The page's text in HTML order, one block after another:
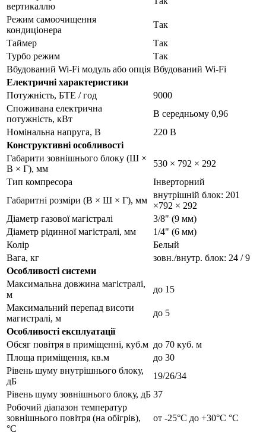
вертикаллю
Режим самоочищення
кондиціонера
Так
Таймер
Так
Турбо режим
Так
Вбудований Wi-Fi модуль або опція Вбудований Wi-Fi
Електричні характеристики
Потужність, БТЕ / год
9000
Споживана електрична
потужність, кВт
В середньому 0,96
Номінальна напруга, В
220 В
Конструктивні особливості
Габарити зовнішнього блоку (Ш ×
В × Г), мм
530 × 792 × 292
Тип компресора
Інверторний
Габаритні розміри (В × Ш × Г), мм
внутрішній блок: 201
×792 × 292
Діаметр газової магістралі
3/8" (9 мм)
Діаметр рідинної магістралі, мм
1/4" (6 мм)
Колір
Белый
Вага, кг
зовн./внутр. блок: 24 / 9
Особливості системи
Максимальна довжина магістралі,
м
до 15
Максимальний перепад висоти
магистралі, м
до 5
Особливості експлуатації
Обсяг повітря в приміщенні, куб.м до 70 куб. м
Площа приміщення, кв.м
до 30
Рівень шуму внутрішнього блоку,
дБ
19/26/34
Рівень шуму зовнішнього блоку, дБ 37
Робочий діапазон температур
зовнішнього повітря (на обігрів),
°С
от -25°С до +30°С °С